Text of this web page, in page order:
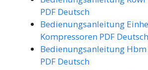
PDF Deutsch
Bedienungsanleitung
Kompressoren PDF Deutsch
Bedienungsanleitung
PDF Deutsch